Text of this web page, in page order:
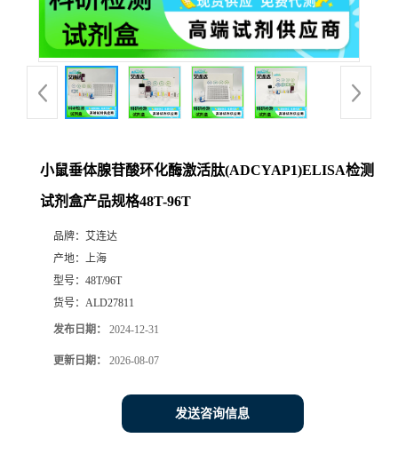
小鼠垂体腺苷酸环化酶激活肽(ADCYAP1)ELISA检测
试剂盒产品规格48T-96T
品牌： 艾连达
产地： 上海
型号： 48T/96T
货号： ALD27811
发布日期： 2024-12-31
更新日期： 2026-08-07
发送咨询信息